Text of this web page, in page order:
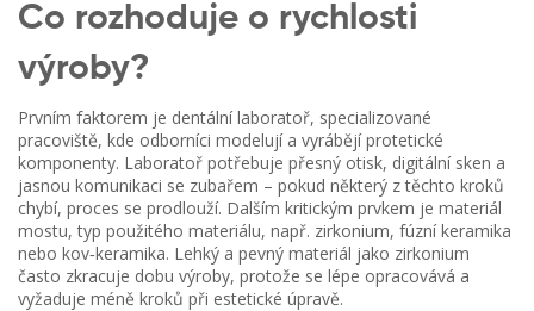
Co rozhoduje o rychlosti
výroby?
Prvním faktorem je dentální laboratoř, specializované
pracoviště, kde odborníci modelují a vyrábějí protetické
komponenty. Laboratoř potřebuje přesný otisk, digitální sken a
jasnou komunikaci se zubařem – pokud některý z těchto kroků
chybí, proces se prodlouží. Dalším kritickým prvkem je materiál
mostu,typ použitého materiálu, např. zirkonium, fúzní keramika
nebo kov‑keramika. Lehký a pevný materiál jako zirkonium
často zkracuje dobu výroby, protože se lépe opracovává a
vyžaduje méně kroků při estetické úpravě.